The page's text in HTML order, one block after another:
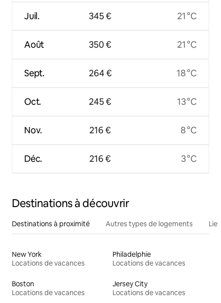
Juil.
Août
Sept.
Oct.
Nov.
Déc.
345 €
350 €
264 €
245 €
216 €
216 €
21 °C
21 °C
18 °C
13 °C
8 °C
3 °C
Destinations à découvrir
Destinations à proximité Autres types de logements
New York
Locations de vacances
Philadelphie
Locations de vacances
Boston
Locations de vacances
Jersey City
Locations de vacances